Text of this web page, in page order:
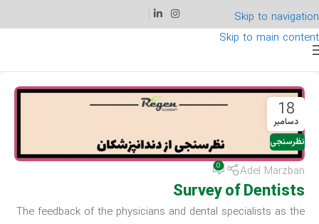
Skip to navigation
Skip to main content
18
دسامبر
نظرسنجی
Adel Marzban
0
Survey of Dentists
The feedback of the physicians and dental specialists as the